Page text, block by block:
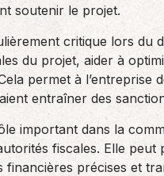
soutenir le projet.
critique lors
du projet, aider à
permet à
entraîner des
important dans la
fiscales. Elle
financières précises et